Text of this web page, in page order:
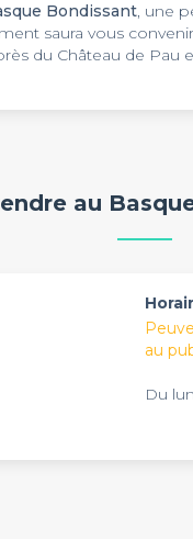
Bondissant, une
saura vous
du Château de Pau
d'équipe, une
enjeu de première
au
au
Du